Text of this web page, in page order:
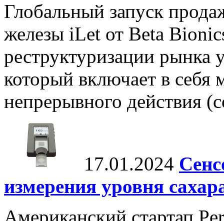
Глобальный запуск
железы iLet от Beta
реструктуризации рынка
который включает в
непрерывного действия
17.01.2024
измерения уровня